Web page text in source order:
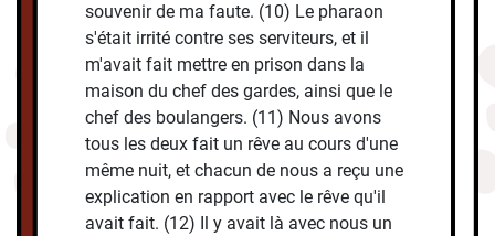
souvenir de ma faute. (10) Le pharaon
s'était irrité contre ses serviteurs, et il
m'avait fait mettre en prison dans la
maison du chef des gardes, ainsi que le
chef des boulangers. (11) Nous avons
tous les deux fait un rêve au cours d'une
même nuit, et chacun de nous a reçu une
explication en rapport avec le rêve qu'il
avait fait. (12) Il y avait là avec nous un